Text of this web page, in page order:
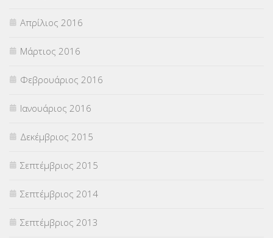
Απρίλιος 2016
Μάρτιος 2016
Φεβρουάριος 2016
Ιανουάριος 2016
Δεκέμβριος 2015
Σεπτέμβριος 2015
Σεπτέμβριος 2014
Σεπτέμβριος 2013